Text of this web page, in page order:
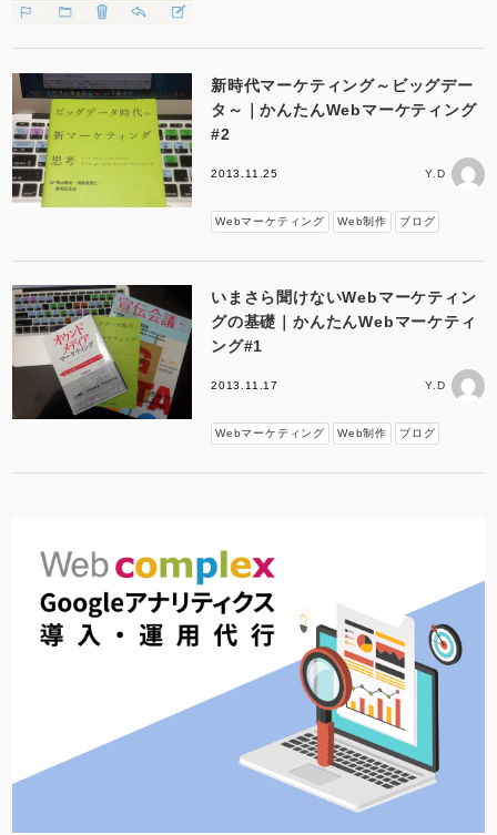
新時代マーケティング～ビッグデー
タ～｜かんたんWebマーケティング
#2
2013.11.25 Y.D
Webマーケティング Web制作 ブログ
いまさら聞けないWebマーケティン
グの基礎｜かんたんWebマーケティ
ング#1
2013.11.17 Y.D
Webマーケティング Web制作 ブログ